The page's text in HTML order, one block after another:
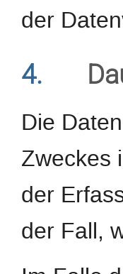
der
4.
Die
Zweckes
der
der Fall,